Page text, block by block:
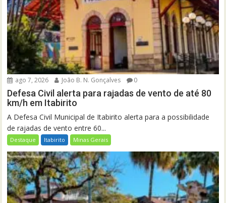
ago 7, 2026 João B. N. Gonçalves 0
Defesa Civil alerta para rajadas de vento de até 80
km/h em Itabirito
A Defesa Civil Municipal de Itabirito alerta para a possibilidade
de rajadas de vento entre 60...
Destaque Itabirito Minas Gerais